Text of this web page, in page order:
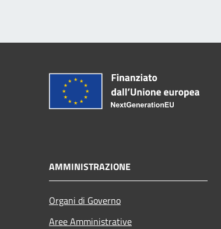
AMMINISTRAZIONE
Organi di Governo
Aree Amministrative